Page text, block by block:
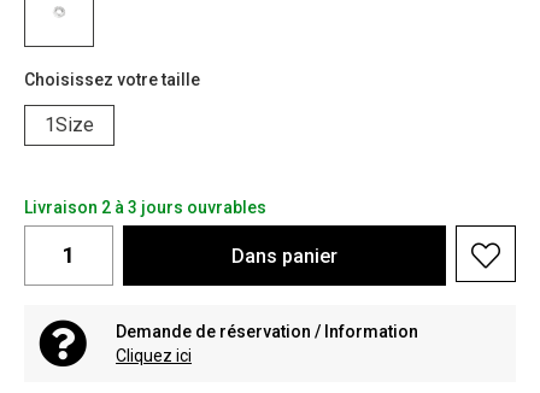
Choisissez votre taille
1Size
Livraison 2 à 3 jours ouvrables
Dans panier
Demande de réservation / Information
Cliquez ici